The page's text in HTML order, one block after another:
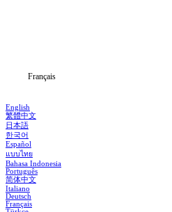
Français
English
繁體中文
日本語
한국어
Español
แบบไทย
Bahasa Indonesia
Português
简体中文
Italiano
Deutsch
Français